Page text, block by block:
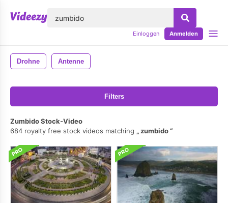
Einloggen Anmelden
Drohne Antenne
Filters
Zumbido Stock-Video
684 royalty free stock videos matching
zumbido